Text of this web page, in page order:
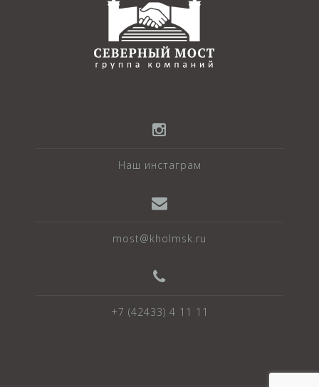
Наш инстаграм
most@kholmsk.ru
+7 (42433) 4 11 11